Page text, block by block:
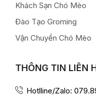
Khách Sạn Chó Mèo
Đào Tạo Groming
Vận Chuyển Chó Mèo
THÔNG TIN LIÊN
Hotlline/Zalo: